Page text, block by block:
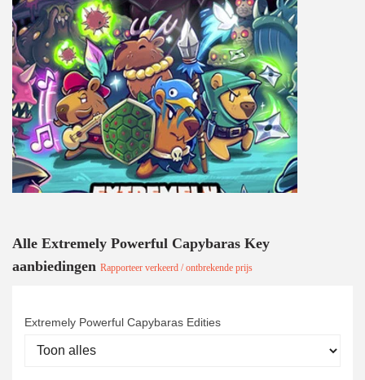
Alle Extremely Powerful Capybaras Key
aanbiedingen Rapporteer verkeerd / ontbrekende prijs
Extremely Powerful Capybaras Edities